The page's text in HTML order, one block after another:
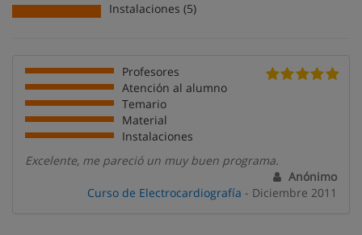
Instalaciones (5)
Profesores
Atención al alumno
Temario
Material
Instalaciones
Excelente, me pareció un muy buen programa.
Anónimo
Curso de Electrocardiografía - Diciembre 2011